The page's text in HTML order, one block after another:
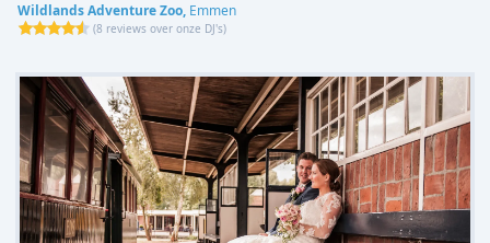
Wildlands Adventure Zoo, Emmen
(8 reviews over onze DJ's)